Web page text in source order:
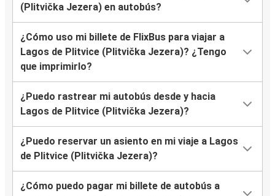
(Plitvička Jezera) en autobús?
¿Cómo uso mi billete de FlixBus para viajar a
Lagos de Plitvice (Plitvička Jezera)? ¿Tengo
que imprimirlo?
¿Puedo rastrear mi autobús desde y hacia
Lagos de Plitvice (Plitvička Jezera)?
¿Puedo reservar un asiento en mi viaje a Lagos
de Plitvice (Plitvička Jezera)?
¿Cómo puedo pagar mi billete de autobús a